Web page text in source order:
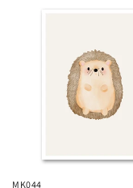
MK044